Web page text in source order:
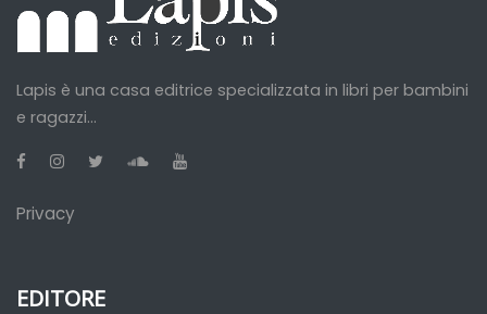
Lapis è una casa editrice specializzata in libri per bambini
e ragazzi...
Privacy
EDITORE